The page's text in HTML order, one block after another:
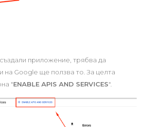
приложение, трябва да
на Google ще ползва то. За целта
"ENABLE APIS AND SERVICES".